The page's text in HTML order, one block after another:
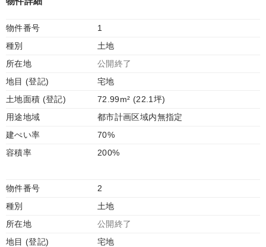
物件番号
1
種別
土地
所在地
公開終了
地目 (登記)
宅地
土地面積 (登記)
72.99m² (22.1坪)
用途地域
都市計画区域内無指定
建ぺい率
70%
容積率
200%
物件番号
2
種別
土地
所在地
公開終了
地目 (登記)
宅地